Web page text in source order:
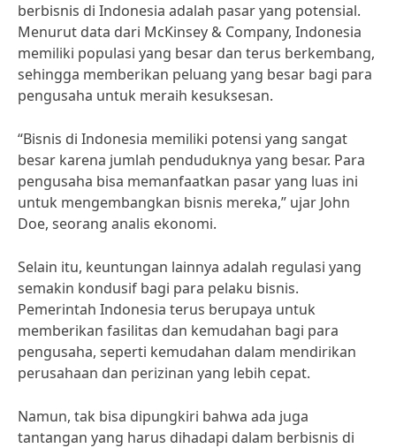
berbisnis di Indonesia adalah pasar yang potensial.
Menurut data dari McKinsey & Company, Indonesia
memiliki populasi yang besar dan terus berkembang,
sehingga memberikan peluang yang besar bagi para
pengusaha untuk meraih kesuksesan.
“Bisnis di Indonesia memiliki potensi yang sangat
besar karena jumlah penduduknya yang besar. Para
pengusaha bisa memanfaatkan pasar yang luas ini
untuk mengembangkan bisnis mereka,” ujar John
Doe, seorang analis ekonomi.
Selain itu, keuntungan lainnya adalah regulasi yang
semakin kondusif bagi para pelaku bisnis.
Pemerintah Indonesia terus berupaya untuk
memberikan fasilitas dan kemudahan bagi para
pengusaha, seperti kemudahan dalam mendirikan
perusahaan dan perizinan yang lebih cepat.
Namun, tak bisa dipungkiri bahwa ada juga
tantangan yang harus dihadapi dalam berbisnis di